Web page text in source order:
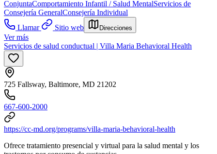
ConjuntaComportamiento Infantil / Salud MentalServicios de
Consejería GeneralConsejería Individual
Llamar
Sitio web Direcciones
Ver más
Servicios de salud conductual | Villa Maria Behavioral Health
725 Fallsway, Baltimore, MD 21202
667-600-2000
https://cc-md.org/programs/villa-maria-behavioral-health
Ofrece tratamiento presencial y virtual para la salud mental y los